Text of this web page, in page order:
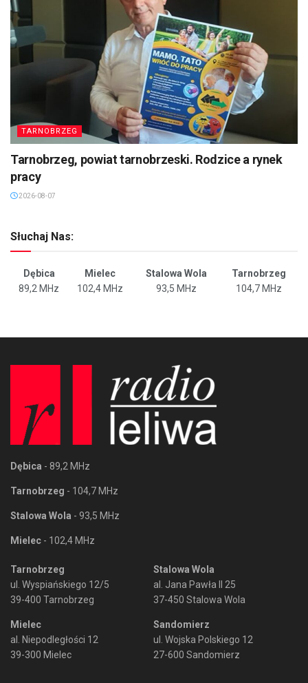
TARNOBRZEG
Tarnobrzeg, powiat tarnobrzeski. Rodzice a rynek
pracy
2026-08-07
Słuchaj Nas:
Dębica Mielec Stalowa Wola
Tarnobrzeg
89,2 MHz
102,4 MHz 93,5 MHz 104,7 MHz
Dębica - 89,2 MHz
Tarnobrzeg - 104,7 MHz
Stalowa Wola - 93,5 MHz
Mielec - 102,4 MHz
Tarnobrzeg
ul. Wyspiańskiego 12/5
39-400 Tarnobrzeg
Mielec
al. Niepodległości 12
39-300 Mielec
Stalowa Wola
al. Jana Pawła II 25
37-450 Stalowa Wola
Sandomierz
ul. Wojska Polskiego 12
27-600 Sandomierz